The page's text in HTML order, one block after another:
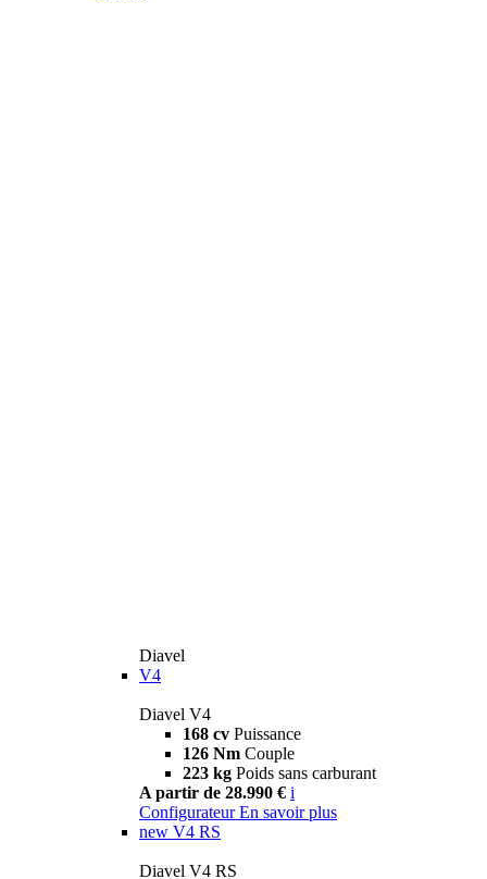
Diavel
V4
Diavel V4
168 cv Puissance
126 Nm Couple
223 kg Poids sans carburant
A partir de 28.990 € i
Configurateur En savoir plus
new V4 RS
Diavel V4 RS